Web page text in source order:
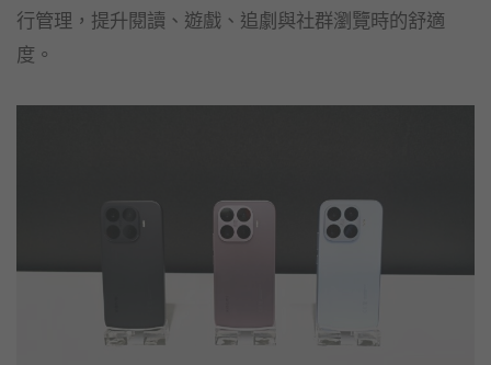
行管理，提升閱讀、遊戲、追劇與社群瀏覽時的舒適
度。